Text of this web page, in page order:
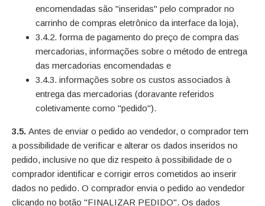
encomendadas são "inseridas" pelo comprador no
carrinho de compras eletrônico da interface da loja),
3.4.2. forma de pagamento do preço de compra das
mercadorias, informações sobre o método de entrega
das mercadorias encomendadas e
3.4.3. informações sobre os custos associados à
entrega das mercadorias (doravante referidos
coletivamente como "pedido").
3.5.Antes de enviar o pedido ao vendedor, o comprador tem
a possibilidade de verificar e alterar os dados inseridos no
pedido, inclusive no que diz respeito à possibilidade de o
comprador identificar e corrigir erros cometidos ao inserir
dados no pedido. O comprador envia o pedido ao vendedor
clicando no botão "FINALIZAR PEDIDO". Os dados